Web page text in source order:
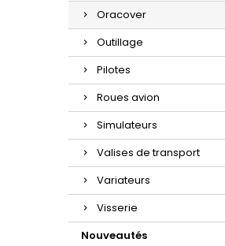
Oracover
Outillage
Pilotes
Roues avion
Simulateurs
Valises de transport
Variateurs
Visserie
Nouveautés